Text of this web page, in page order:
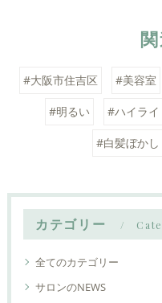
#大阪市住吉区 #美容室
#明るい #ハイライ
#白髪ぼかし
カテゴリー
全てのカテゴリー
サロンのNEWS